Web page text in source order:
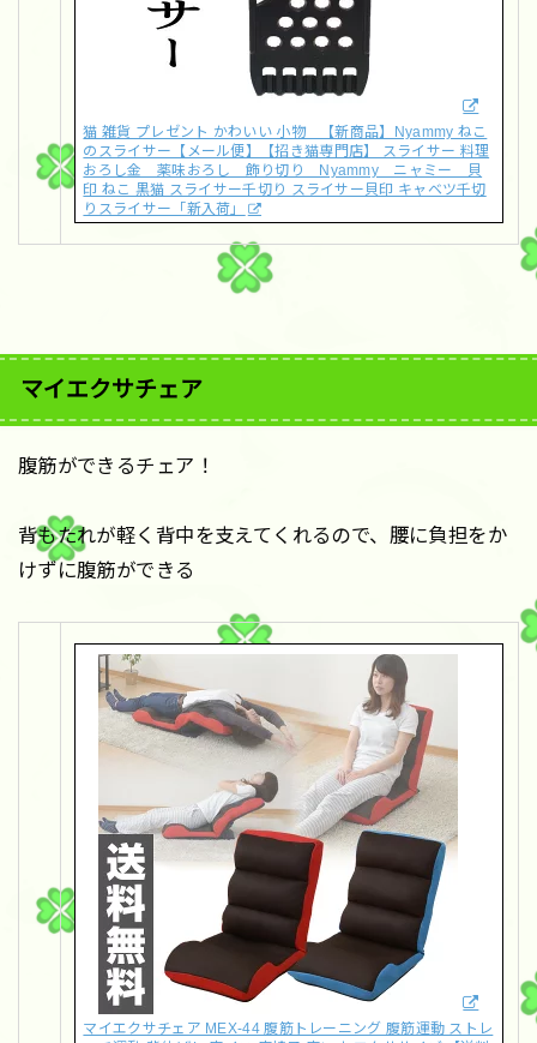
猫 雑貨 プレゼント かわいい 小物 【新商品】Nyammy ねこ
のスライサー【メール便】【招き猫専門店】 スライサー 料理
おろし金 薬味おろし 飾り切り Nyammy ニャミー 貝
印 ねこ 黒猫 スライサー千切り スライサー貝印 キャベツ千切
りスライサー「新入荷」
マイエクサチェア
腹筋ができるチェア！
背もたれが軽く背中を支えてくれるので、腰に負担をか
けずに腹筋ができる
マイエクサチェア MEX-44 腹筋トレーニング 腹筋運動 ストレ